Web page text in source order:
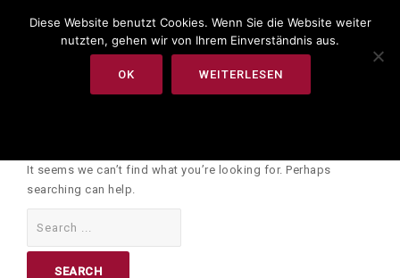
It seems we can’t find what you’re looking for. Perhaps
searching can help.
Diese Website benutzt Cookies. Wenn Sie die Website weiter
nutzten, gehen wir von Ihrem Einverständnis aus.
OK WEITERLESEN